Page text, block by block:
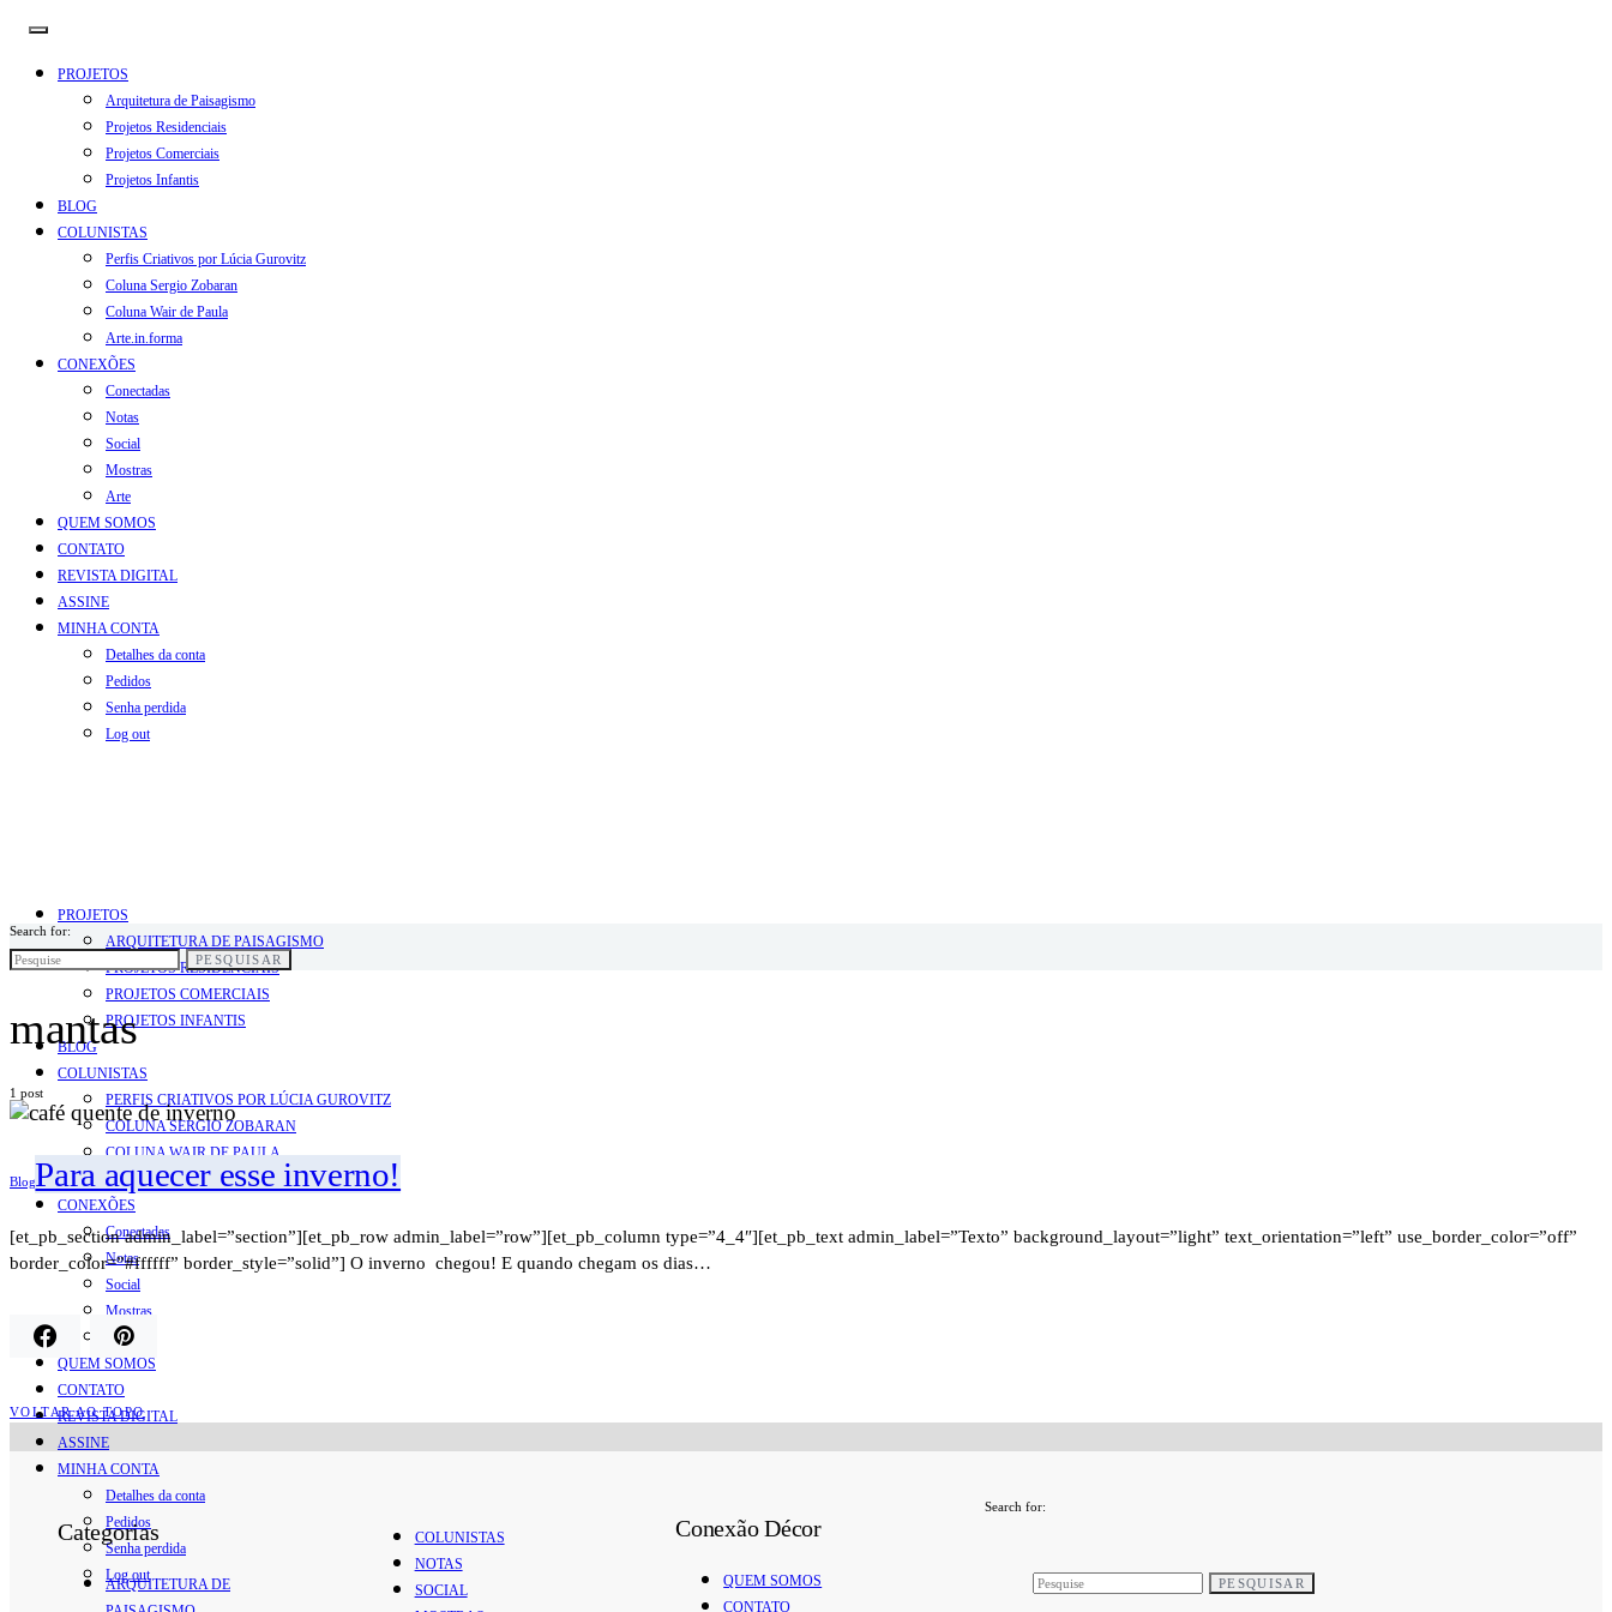
PROJETOS
Arquitetura de Paisagismo
Projetos Residenciais
Projetos Comerciais
Projetos Infantis
BLOG
COLUNISTAS
Perfis Criativos por Lúcia Gurovitz
Coluna Sergio Zobaran
Coluna Wair de Paula
Arte.in.forma
CONEXÕES
Conectadas
Notas
Social
Mostras
Arte
QUEM SOMOS
CONTATO
REVISTA DIGITAL
ASSINE
MINHA CONTA
Detalhes da conta
Pedidos
Senha perdida
Log out
PROJETOS
ARQUITETURA DE PAISAGISMO
PROJETOS RESIDENCIAIS
PROJETOS COMERCIAIS
PROJETOS INFANTIS
BLOG
COLUNISTAS
PERFIS CRIATIVOS POR LÚCIA GUROVITZ
COLUNA SERGIO ZOBARAN
COLUNA WAIR DE PAULA
ARTE.IN.FORMA
CONEXÕES
Conectadas
Notas
Social
Mostras
Arte
QUEM SOMOS
CONTATO
REVISTA DIGITAL
ASSINE
MINHA CONTA
Detalhes da conta
Pedidos
Senha perdida
Log out
Search for:
PESQUISAR
mantas
1 post
BlogPara aquecer esse inverno!
[et_pb_section admin_label=”section”][et_pb_row admin_label=”row”][et_pb_column type=”4_4″][et_pb_text admin_label=”Texto” background_layout=”light” text_orientation=”left” use_border_color=”off”
border_color=”#ffffff” border_style=”solid”] O inverno chegou! E quando chegam os dias…
VOLTAR AO TOPO
Categorias
ARQUITETURA DE
COLUNISTAS
NOTAS
SOCIAL
Conexão Décor
QUEM SOMOS
CONTATO
Search for:
PESQUISAR